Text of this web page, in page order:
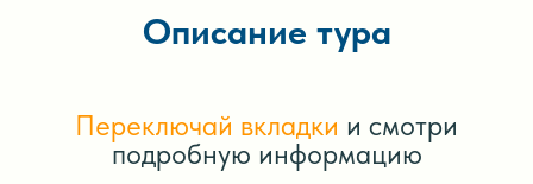
Описание тура
Переключай вкладки и смотри
подробную информацию